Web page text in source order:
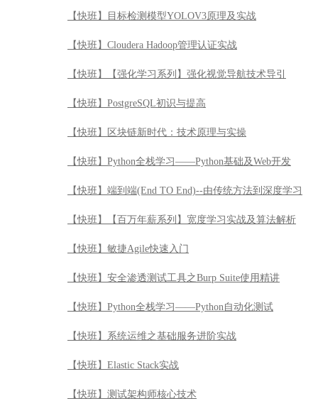
【快班】目标检测模型YOLOV3原理及实战
【快班】Cloudera Hadoop管理认证实战
【快班】【强化学习系列】强化视觉导航技术导引
【快班】PostgreSQL初识与提高
【快班】区块链新时代：技术原理与实操
【快班】Python全栈学习——Python基础及Web开发
【快班】端到端(End TO End)--由传统方法到深度学习
【快班】【百万年薪系列】宽度学习实战及算法解析
【快班】敏捷Agile快速入门
【快班】安全渗透测试工具之Burp Suite使用精讲
【快班】Python全栈学习——Python自动化测试
【快班】系统运维之基础服务进阶实战
【快班】Elastic Stack实战
【快班】测试架构师核心技术